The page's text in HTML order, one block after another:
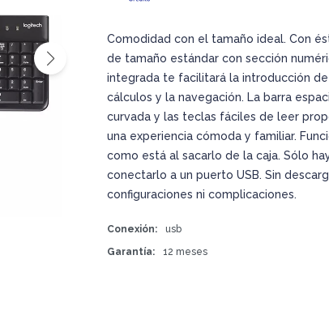
Comodidad con el tamaño ideal. Con
de tamaño estándar con sección
integrada te facilitará la introducción
cálculos y la navegación. La barra
curvada y las teclas fáciles de leer
una experiencia cómoda y familiar.
como está al sacarlo de la caja. Sólo
conectarlo a un puerto USB. Sin
configuraciones ni complicaciones.
Conexión
usb
Garantía
12 meses